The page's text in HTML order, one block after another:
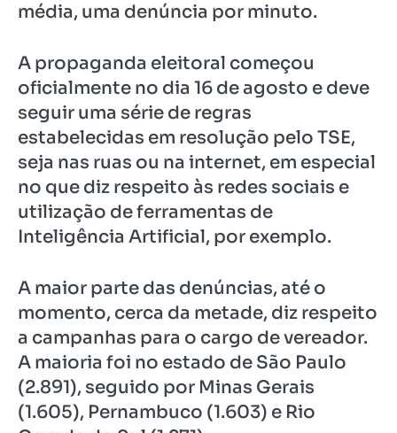
média, uma denúncia por minuto.
A propaganda eleitoral começou
oficialmente no dia 16 de agosto e deve
seguir uma série de regras
estabelecidas em resolução pelo TSE,
seja nas ruas ou na internet, em especial
no que diz respeito às redes sociais e
utilização de ferramentas de
Inteligência Artificial, por exemplo.
A maior parte das denúncias, até o
momento, cerca da metade, diz respeito
a campanhas para o cargo de vereador.
A maioria foi no estado de São Paulo
(2.891), seguido por Minas Gerais
(1.605), Pernambuco (1.603) e Rio